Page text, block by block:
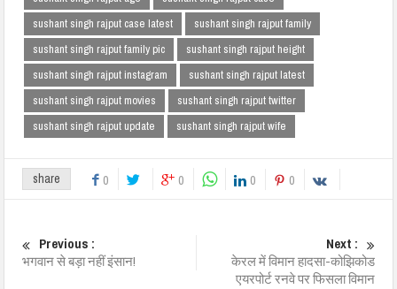
sushant singh rajput case latest
sushant singh rajput family
sushant singh rajput family pic
sushant singh rajput height
sushant singh rajput instagram
sushant singh rajput latest
sushant singh rajput movies
sushant singh rajput twitter
sushant singh rajput update
sushant singh rajput wife
share 0 0 0 0
Previous :
भगवान से बड़ा नहीं इंसान!
Next :
केरल में विमान हादसा-कोझिकोड
एयरपोर्ट रनवे पर फिसला विमान